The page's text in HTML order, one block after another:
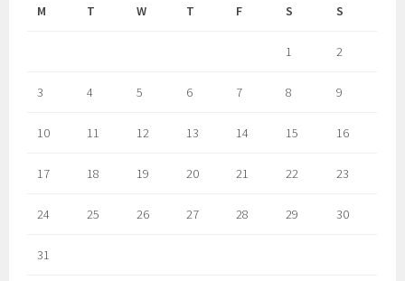
M
T W T F S S
1 2
3 4 5 6 7 8 9
10 11 12 13 14 15 16
17 18 19 20 21 22 23
24 25 26 27 28 29 30
31